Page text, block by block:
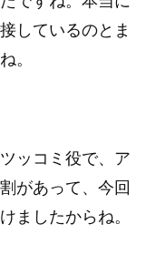
しているのとま
。
ッコミ役で、ア
があって、今回
ましたからね。